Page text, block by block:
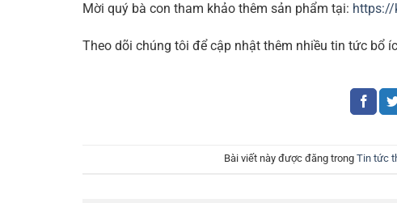
Mời quý bà con tham khảo thêm sản phẩm tại: https://
Theo dõi chúng tôi để cập nhật thêm nhiều tin tức bổ
Bài viết này được đăng trong Tin tức